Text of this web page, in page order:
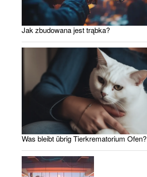
Jak zbudowana jest trąbka?
Was bleibt übrig Tierkrematorium Ofen?